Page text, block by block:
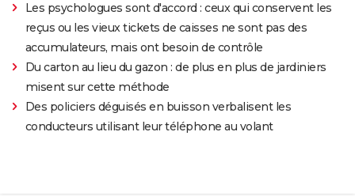
Les psychologues sont d'accord : ceux qui conservent les
reçus ou les vieux tickets de caisses ne sont pas des
accumulateurs, mais ont besoin de contrôle
Du carton au lieu du gazon : de plus en plus de jardiniers
misent sur cette méthode
Des policiers déguisés en buisson verbalisent les
conducteurs utilisant leur téléphone au volant